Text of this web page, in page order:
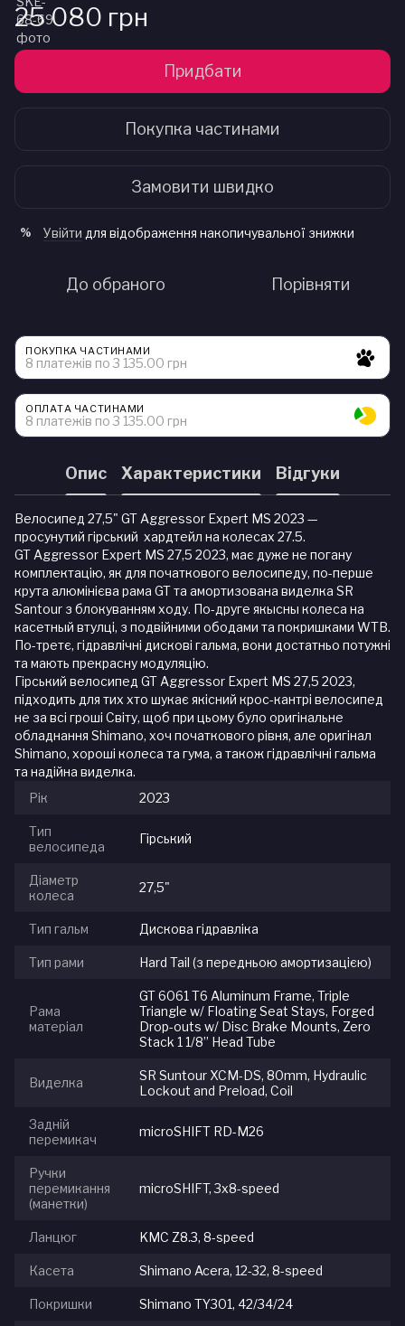
25 080 грн
Придбати
Покупка частинами
Замовити швидко
% Увійти для відображення накопичувальної знижки
До обраного Порівняти
ПОКУПКА ЧАСТИНАМИ
8 платежів по 3 135.00 грн
ОПЛАТА ЧАСТИНАМИ
8 платежів по 3 135.00 грн
Опис Характеристики Відгуки
Велосипед 27,5" GT Aggressor Expert MS 2023 —
просунутий гірський хардтейл на колесах 27.5.
GT Aggressor Expert MS 27,5 2023, має дуже не погану
комплектацію, як для початкового велосипеду, по-перше
крута алюмінієва рама GT та амортизована виделка SR
Santour з блокуванням ходу. По-друге якысны колеса на
касетный втулці, з подвійними ободами та покришками WTB.
По-третє, гідравлічні дискові гальма, вони достатньо потужні
та мають прекрасну модуляцію.
Гірський велосипед GT Aggressor Expert MS 27,5 2023,
підходить для тих хто шукає якісний крос-кантрі велосипед
не за всі гроші Світу, щоб при цьому було оригінальне
обладнання Shimano, хоч початкового рівня, але оригінал
Shimano, хороші колеса та гума, а також гідравлічні гальма
та надійна виделка.
Рік
2023
Тип
велосипеда
Гірський
Діаметр
колеса
27,5"
Тип гальм Дискова гідравліка
Тип рами Hard Tail (з передньою амортизацією)
Рама
матеріал
GT 6061 T6 Aluminum Frame, Triple
Triangle w/ Floating Seat Stays, Forged
Drop-outs w/ Disc Brake Mounts, Zero
Stack 1 1/8” Head Tube
Виделка
SR Suntour XCM-DS, 80mm, Hydraulic
Lockout and Preload, Coil
Задній
перемикач
microSHIFT RD-M26
Ручки
перемикання
(манетки)
microSHIFT, 3x8-speed
Ланцюг KMC Z8.3, 8-speed
Касета Shimano Acera, 12-32, 8-speed
Покришки Shimano TY301, 42/34/24